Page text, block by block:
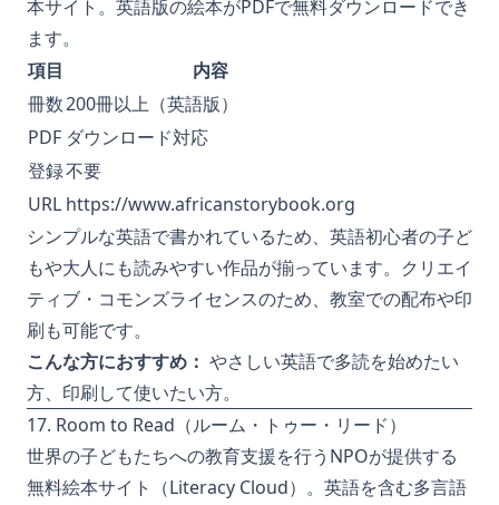
本サイト。英語版の絵本がPDFで無料ダウンロードでき
ます。
項目
内容
冊数200冊以上（英語版）
PDF ダウンロード対応
登録不要
URL https://www.africanstorybook.org
シンプルな英語で書かれているため、英語初心者の子ど
もや大人にも読みやすい作品が揃っています。クリエイ
ティブ・コモンズライセンスのため、教室での配布や印
刷も可能です。
こんな方におすすめ： やさしい英語で多読を始めたい
方、印刷して使いたい方。
17. Room to Read（ルーム・トゥー・リード）
世界の子どもたちへの教育支援を行うNPOが提供する
無料絵本サイト（Literacy Cloud）。英語を含む多言語